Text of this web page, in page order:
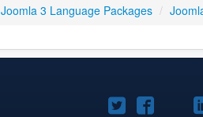
Joomla 3 Language Packages /
Joomla!